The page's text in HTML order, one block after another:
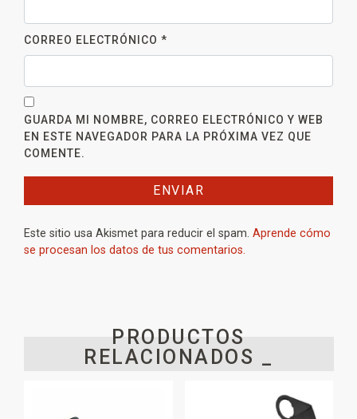
CORREO ELECTRÓNICO *
GUARDA MI NOMBRE, CORREO ELECTRÓNICO Y WEB
EN ESTE NAVEGADOR PARA LA PRÓXIMA VEZ QUE
COMENTE.
Este sitio usa Akismet para reducir el spam. Aprende cómo
se procesan los datos de tus comentarios.
PRODUCTOS
RELACIONADOS _